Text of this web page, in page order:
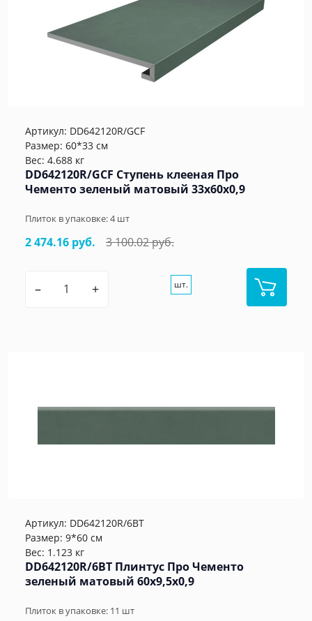
Артикул: DD642120R/GCF
Размер: 60*33 см
Вес: 4.688 кг
DD642120R/GCF Ступень клееная Про
Чементо зеленый матовый 33x60x0,9
Плиток в упаковке:4шт
2 474.16 руб. 3 100.02 руб.
– + шт.
Артикул: DD642120R/6BT
Размер: 9*60 см
Вес: 1.123 кг
DD642120R/6BT Плинтус Про Чементо
зеленый матовый 60x9,5x0,9
Плиток в упаковке: 11 шт